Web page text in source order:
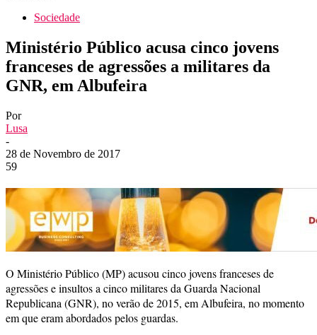
Sociedade
Ministério Público acusa cinco jovens
franceses de agressões a militares da
GNR, em Albufeira
Por
Lusa
-
28 de Novembro de 2017
59
O Ministério Público (MP) acusou cinco jovens franceses de
agressões e insultos a cinco militares da Guarda Nacional
Republicana (GNR), no verão de 2015, em Albufeira, no momento
em que eram abordados pelos guardas.